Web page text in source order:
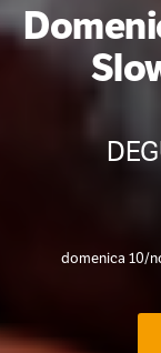
domenica 10/